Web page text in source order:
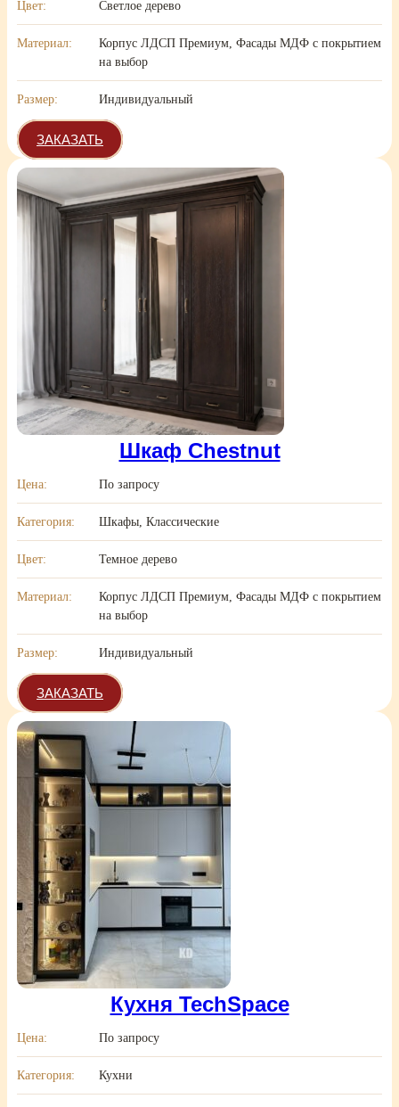
Цвет: Светлое дерево
Материал:
Корпус ЛДСП Премиум, Фасады МДФ с покрытием
на выбор
Размер: Индивидуальный
ЗАКАЗАТЬ
Шкаф Chestnut
Цена: По запросу
Категория: Шкафы, Классические
Цвет: Темное дерево
Материал:
Корпус ЛДСП Премиум, Фасады МДФ с покрытием
на выбор
Размер: Индивидуальный
ЗАКАЗАТЬ
Кухня TechSpace
Цена: По запросу
Категория: Кухни